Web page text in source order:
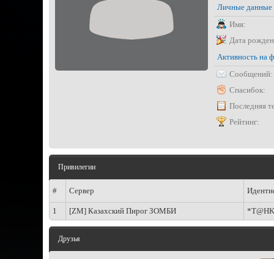
Личные данные
Имя:
Дата
Активность на
Сообщений:
Спасибок:
Последняя
Рейтинг:
Привилегии
# Сервер
1 [ZM] Казахский Пирог ЗОМБИ
Друзья